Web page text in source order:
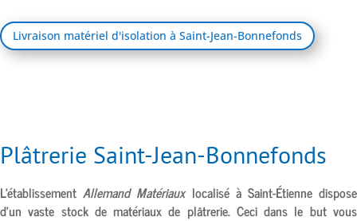
Livraison matériel d'isolation à Saint-Jean-Bonnefonds
Plâtrerie Saint-Jean-Bonnefonds
L’établissementAllemand Matériauxlocalisé à Saint-Étiennedispose
d’un vaste stock de matériaux de plâtrerie. Ceci dans le but vous